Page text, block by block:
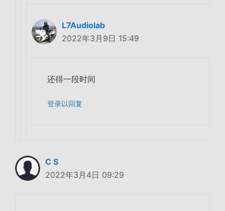
L7Audiolab
2022年3月9日 15:49
还得一段时间
登录以回复
C S
2022年3月4日 09:29